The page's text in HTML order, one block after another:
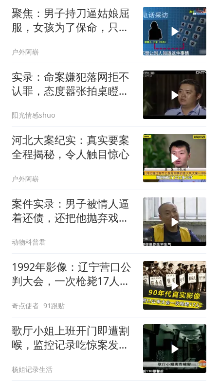
聚焦：男子持刀逼姑娘屈
服，女孩为了保命，只能
户外阿崭
实录：命案嫌犯落网拒不
认罪，态度嚣张拍桌瞪
阳光情感shuo
河北大案纪实：真实要案
全程揭秘，令人触目惊心
户外阿崭
案件实录：男子被情人逼
着还债，还把他抛弃戏
动物科普君
1992年影像：辽宁营口公
判大会，一次枪毙17人，
奇点使者 91跟贴
歌厅小姐上班开门即遭割
喉，监控记录吃惊案发全
杨姐记录生活